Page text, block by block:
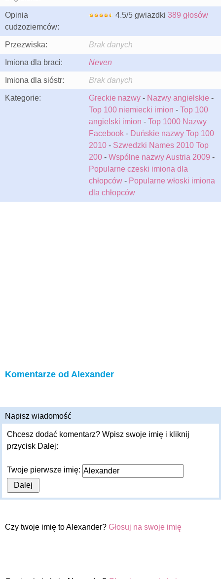
Opinia
cudzoziemców:
4.5/5 gwiazdki 389 głosów
Przezwiska: Brak danych
Imiona dla braci: Neven
Imiona dla sióstr: Brak danych
Kategorie: Greckie nazwy - Nazwy angielskie -
Top 100 niemiecki imion - Top 100
angielski imion - Top 1000 Nazwy
Facebook - Duńskie nazwy Top 100
2010 - Szwedzki Names 2010 Top
200 - Wspólne nazwy Austria 2009 -
Popularne czeski imiona dla
chłopców - Popularne włoski imiona
dla chłopców
Komentarze od Alexander
Napisz wiadomość
Chcesz dodać komentarz? Wpisz swoje imię i kliknij
przycisk Dalej:
Twoje pierwsze imię:
Czy twoje imię to Alexander? Głosuj na swoje imię